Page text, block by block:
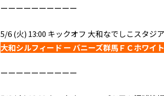
ーーーーーーーーーー
5/6 (火) 13:00 キックオフ 大和なでしこスタジア
大和シルフィード ー バニーズ群馬ＦＣホワイ
ーーーーーーーーーー